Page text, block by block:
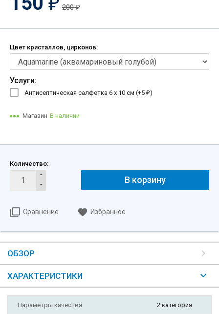
₽ 200₽
Цвет кристаллов, цирконов:
Услуги:
Антисептическая салфетка 6 х 10 см (+5 ₽)
Магазин В наличии
Количество:
В корзину
Сравнение Избранное
ОБЗОР
ХАРАКТЕРИСТИКИ
Параметры качества 2 категория